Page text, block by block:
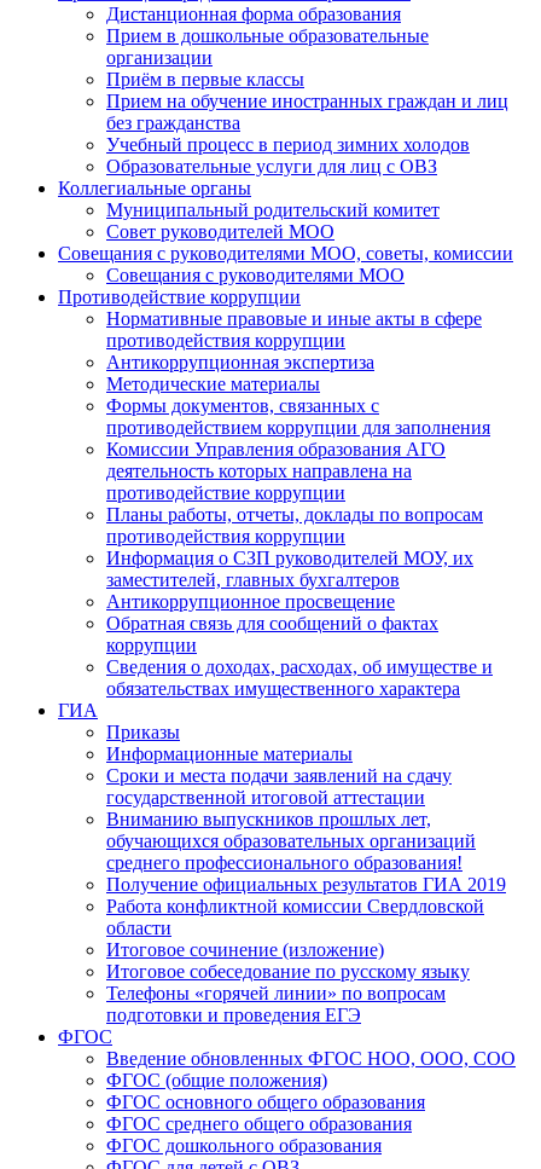
Дистанционная форма образования
Прием в дошкольные образовательные
организации
Приём в первые классы
Прием на обучение иностранных граждан и лиц
без гражданства
Учебный процесс в период зимних холодов
Образовательные услуги для лиц с ОВЗ
Коллегиальные органы
Муниципальный родительский комитет
Совет руководителей МОО
Совещания с руководителями МОО, советы, комиссии
Совещания с руководителями МОО
Противодействие коррупции
Нормативные правовые и иные акты в сфере
противодействия коррупции
Антикоррупционная экспертиза
Методические материалы
Формы документов, связанных с
противодействием коррупции для заполнения
Комиссии Управления образования АГО
деятельность которых направлена на
противодействие коррупции
Планы работы, отчеты, доклады по вопросам
противодействия коррупции
Информация о СЗП руководителей МОУ, их
заместителей, главных бухгалтеров
Антикоррупционное просвещение
Обратная связь для сообщений о фактах
коррупции
Сведения о доходах, расходах, об имуществе и
обязательствах имущественного характера
ГИА
Приказы
Информационные материалы
Сроки и места подачи заявлений на сдачу
государственной итоговой аттестации
Вниманию выпускников прошлых лет,
обучающихся образовательных организаций
среднего профессионального образования!
Получение официальных результатов ГИА 2019
Работа конфликтной комиссии Свердловской
области
Итоговое сочинение (изложение)
Итоговое собеседование по русскому языку
Телефоны «горячей линии» по вопросам
подготовки и проведения ЕГЭ
ФГОС
Введение обновленных ФГОС НОО, ООО, СОО
ФГОС (общие положения)
ФГОС основного общего образования
ФГОС среднего общего образования
ФГОС дошкольного образования